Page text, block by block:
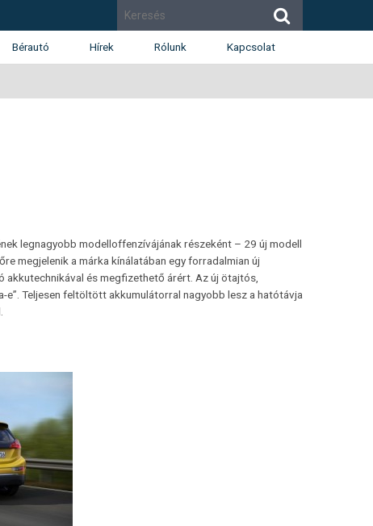
Bérautó Hírek Rólunk Kapcsolat
legnagyobb modelloffenzívájának részeként – 29 új modell
megjelenik a márka kínálatában egy forradalmian új
és megfizethető árért. Az új ötajtós,
e”. Teljesen feltöltött akkumulátorral nagyobb lesz a hatótávja